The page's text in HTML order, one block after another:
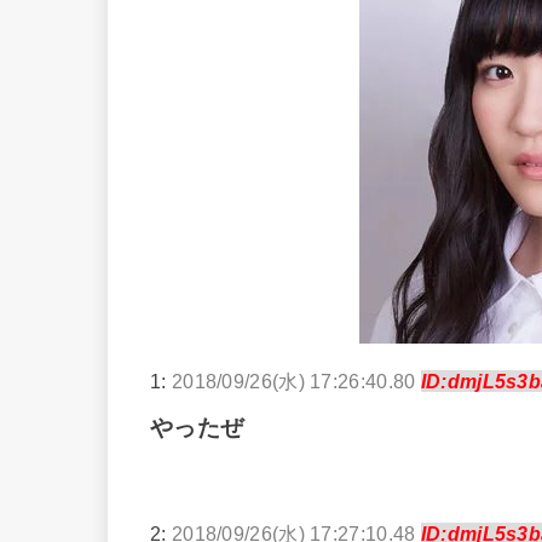
1: 2018/09/26(水) 17:26:40.80
やったぜ
2: 2018/09/26(水) 17:27:10.48